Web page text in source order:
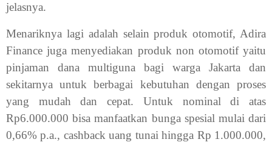
jelasnya.
Menariknya lagi adalah selain produk otomotif, Adira
Finance juga menyediakan produk non otomotif yaitu
pinjaman dana multiguna bagi warga Jakarta dan
sekitarnya untuk berbagai kebutuhan dengan proses
yang mudah dan cepat. Untuk nominal di atas
Rp6.000.000 bisa manfaatkan bunga spesial mulai dari
0,66% p.a., cashback uang tunai hingga Rp 1.000.000,